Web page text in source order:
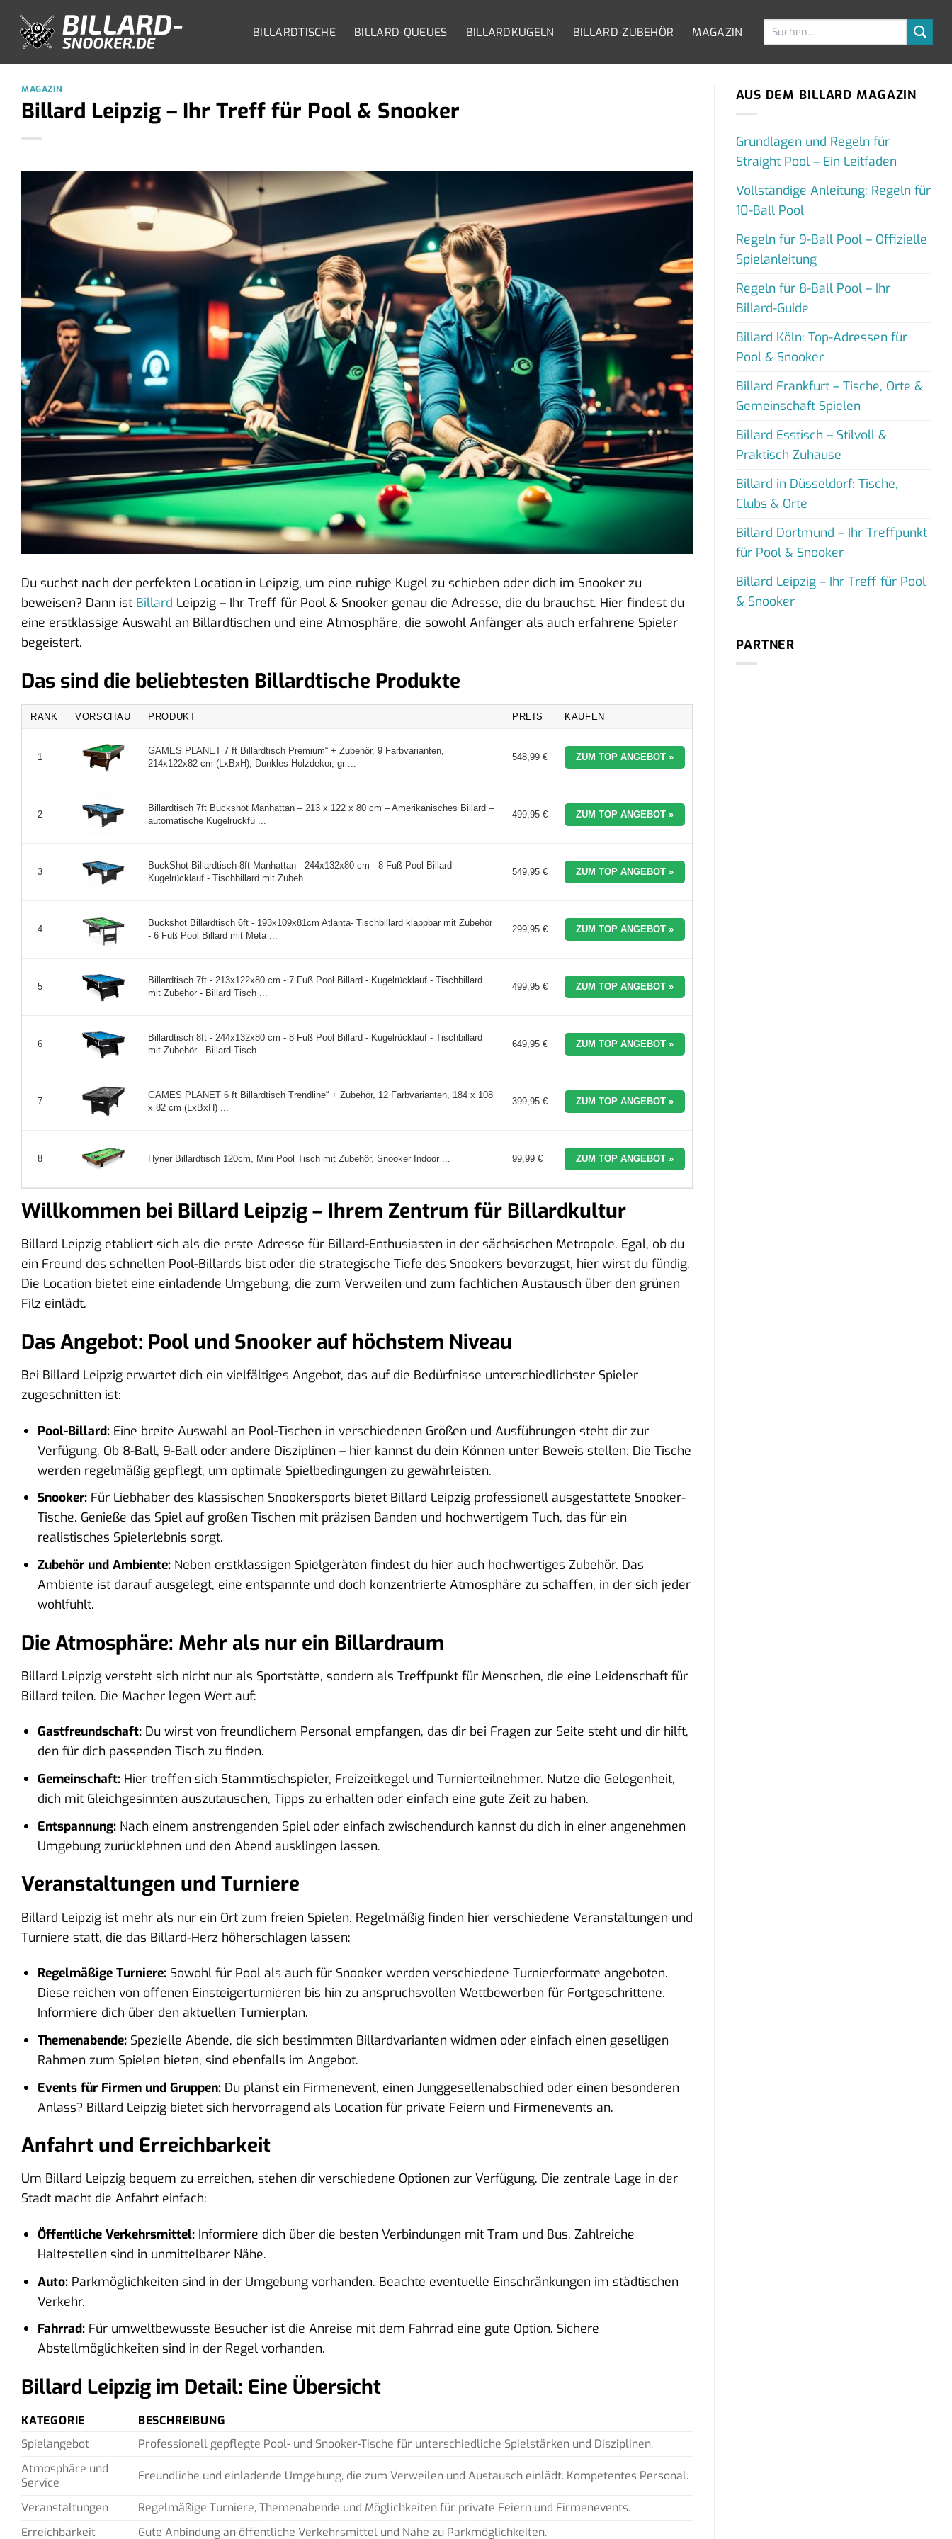
Inhalt
springen
BILLARDTISCHE BILLARD-QUEUES BILLARDKUGELN BILLARD-ZUBEHÖR MAGAZIN
Suchen
MAGAZIN
Billard Leipzig – Ihr Treff für Pool & Snooker
Du suchst nach der perfekten Location in Leipzig, um eine ruhige Kugel zu schieben oder dich im Snooker zu
beweisen? Dann ist Billard Leipzig – Ihr Treff für Pool & Snooker genau die Adresse, die du brauchst. Hier findest du
eine erstklassige Auswahl an Billardtischen und eine Atmosphäre, die sowohl Anfänger als auch erfahrene Spieler
begeistert.
Das sind die beliebtesten Billardtische Produkte
RANK VORSCHAU PRODUKT PREIS KAUFEN
1
GAMES PLANET 7 ft Billardtisch Premium“ + Zubehör, 9 Farbvarianten,
214x122x82 cm (LxBxH), Dunkles Holzdekor, gr ...
548,99 € ZUM TOP ANGEBOT »
2
Billardtisch 7ft Buckshot Manhattan – 213 x 122 x 80 cm – Amerikanisches Billard –
automatische Kugelrückfü ...
499,95 € ZUM TOP ANGEBOT »
3
BuckShot Billardtisch 8ft Manhattan - 244x132x80 cm - 8 Fuß Pool Billard -
Kugelrücklauf - Tischbillard mit Zubeh ...
549,95 € ZUM TOP ANGEBOT »
4
Buckshot Billardtisch 6ft - 193x109x81cm Atlanta- Tischbillard klappbar mit Zubehör
- 6 Fuß Pool Billard mit Meta ...
299,95 € ZUM TOP ANGEBOT »
5
Billardtisch 7ft - 213x122x80 cm - 7 Fuß Pool Billard - Kugelrücklauf - Tischbillard
mit Zubehör - Billard Tisch ...
499,95 € ZUM TOP ANGEBOT »
6
Billardtisch 8ft - 244x132x80 cm - 8 Fuß Pool Billard - Kugelrücklauf - Tischbillard
mit Zubehör - Billard Tisch ...
649,95 € ZUM TOP ANGEBOT »
7
GAMES PLANET 6 ft Billardtisch Trendline“ + Zubehör, 12 Farbvarianten, 184 x 108
x 82 cm (LxBxH) ...
399,95 € ZUM TOP ANGEBOT »
8 Hyner Billardtisch 120cm, Mini Pool Tisch mit Zubehör, Snooker Indoor ... 99,99 € ZUM TOP ANGEBOT »
Willkommen bei Billard Leipzig – Ihrem Zentrum für Billardkultur
Billard Leipzig etabliert sich als die erste Adresse für Billard-Enthusiasten in der sächsischen Metropole. Egal, ob du
ein Freund des schnellen Pool-Billards bist oder die strategische Tiefe des Snookers bevorzugst, hier wirst du fündig.
Die Location bietet eine einladende Umgebung, die zum Verweilen und zum fachlichen Austausch über den grünen
Filz einlädt.
Das Angebot: Pool und Snooker auf höchstem Niveau
Bei Billard Leipzig erwartet dich ein vielfältiges Angebot, das auf die Bedürfnisse unterschiedlichster Spieler
zugeschnitten ist:
Pool-Billard:Eine breite Auswahl an Pool-Tischen in verschiedenen Größen und Ausführungen steht dir zur
Verfügung. Ob 8-Ball, 9-Ball oder andere Disziplinen – hier kannst du dein Können unter Beweis stellen. Die Tische
werden regelmäßig gepflegt, um optimale Spielbedingungen zu gewährleisten.
Snooker:Für Liebhaber des klassischen Snookersports bietet Billard Leipzig professionell ausgestattete Snooker-
Tische. Genieße das Spiel auf großen Tischen mit präzisen Banden und hochwertigem Tuch, das für ein
realistisches Spielerlebnis sorgt.
Zubehör und Ambiente:Neben erstklassigen Spielgeräten findest du hier auch hochwertiges Zubehör. Das
Ambiente ist darauf ausgelegt, eine entspannte und doch konzentrierte Atmosphäre zu schaffen, in der sich jeder
wohlfühlt.
Die Atmosphäre: Mehr als nur ein Billardraum
Billard Leipzig versteht sich nicht nur als Sportstätte, sondern als Treffpunkt für Menschen, die eine Leidenschaft für
Billard teilen. Die Macher legen Wert auf:
Gastfreundschaft:Du wirst von freundlichem Personal empfangen, das dir bei Fragen zur Seite steht und dir hilft,
den für dich passenden Tisch zu finden.
Gemeinschaft:Hier treffen sich Stammtischspieler, Freizeitkegel und Turnierteilnehmer. Nutze die Gelegenheit,
dich mit Gleichgesinnten auszutauschen, Tipps zu erhalten oder einfach eine gute Zeit zu haben.
Entspannung:Nach einem anstrengenden Spiel oder einfach zwischendurch kannst du dich in einer angenehmen
Umgebung zurücklehnen und den Abend ausklingen lassen.
Veranstaltungen und Turniere
Billard Leipzig ist mehr als nur ein Ort zum freien Spielen. Regelmäßig finden hier verschiedene Veranstaltungen und
Turniere statt, die das Billard-Herz höherschlagen lassen:
Regelmäßige Turniere:Sowohl für Pool als auch für Snooker werden verschiedene Turnierformate angeboten.
Diese reichen von offenen Einsteigerturnieren bis hin zu anspruchsvollen Wettbewerben für Fortgeschrittene.
Informiere dich über den aktuellen Turnierplan.
Themenabende:Spezielle Abende, die sich bestimmten Billardvarianten widmen oder einfach einen geselligen
Rahmen zum Spielen bieten, sind ebenfalls im Angebot.
Events für Firmen und Gruppen:Du planst ein Firmenevent, einen Junggesellenabschied oder einen besonderen
Anlass? Billard Leipzig bietet sich hervorragend als Location für private Feiern und Firmenevents an.
Anfahrt und Erreichbarkeit
Um Billard Leipzig bequem zu erreichen, stehen dir verschiedene Optionen zur Verfügung. Die zentrale Lage in der
Stadt macht die Anfahrt einfach:
Öffentliche Verkehrsmittel:Informiere dich über die besten Verbindungen mit Tram und Bus. Zahlreiche
Haltestellen sind in unmittelbarer Nähe.
Auto:Parkmöglichkeiten sind in der Umgebung vorhanden. Beachte eventuelle Einschränkungen im städtischen
Verkehr.
Fahrrad:Für umweltbewusste Besucher ist die Anreise mit dem Fahrrad eine gute Option. Sichere
Abstellmöglichkeiten sind in der Regel vorhanden.
Billard Leipzig im Detail: Eine Übersicht
KATEGORIE
BESCHREIBUNG
Spielangebot
Professionell gepflegte Pool- und Snooker-Tische für unterschiedliche Spielstärken und Disziplinen.
Atmosphäre und
Service
Freundliche und einladende Umgebung, die zum Verweilen und Austausch einlädt. Kompetentes Personal.
Veranstaltungen
Regelmäßige Turniere, Themenabende und Möglichkeiten für private Feiern und Firmenevents.
Erreichbarkeit
Gute Anbindung an öffentliche Verkehrsmittel und Nähe zu Parkmöglichkeiten.
AUS DEM BILLARD MAGAZIN
Grundlagen und Regeln für
Straight Pool – Ein Leitfaden
Vollständige Anleitung: Regeln für
10-Ball Pool
Regeln für 9-Ball Pool – Offizielle
Spielanleitung
Regeln für 8-Ball Pool – Ihr
Billard-Guide
Billard Köln: Top-Adressen für
Pool & Snooker
Billard Frankfurt – Tische, Orte &
Gemeinschaft Spielen
Billard Esstisch – Stilvoll &
Praktisch Zuhause
Billard in Düsseldorf: Tische,
Clubs & Orte
Billard Dortmund – Ihr Treffpunkt
für Pool & Snooker
Billard Leipzig – Ihr Treff für Pool
& Snooker
PARTNER